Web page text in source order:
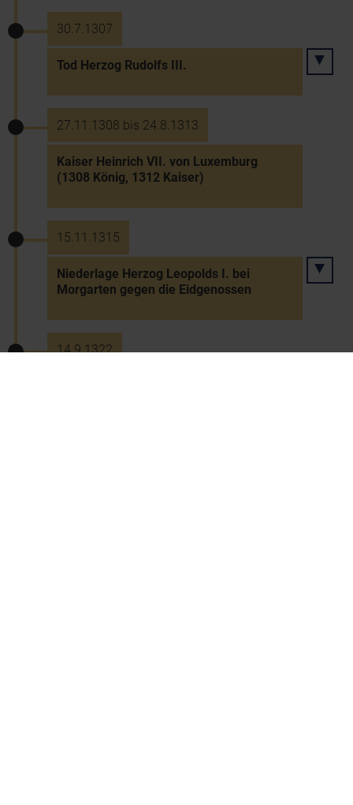
30.7.1307
Tod Herzog Rudolfs III.
27.11.1308 bis 24.8.1313
Kaiser Heinrich VII. von Luxemburg
(1308 König, 1312 Kaiser)
15.11.1315
Niederlage Herzog Leopolds I. bei
Morgarten gegen die Eidgenossen
14.9.1322